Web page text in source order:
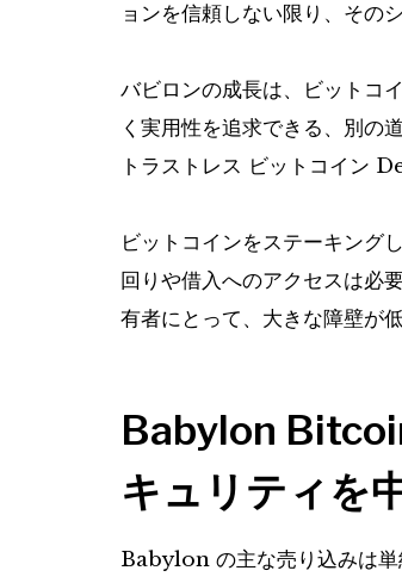
ョンを信頼しない限り、その
バビロンの成長は、ビットコ
く実用性を追求できる、別の
トラストレス ビットコイン
ビットコインをステーキング
回りや借入へのアクセスは必
有者にとって、大きな障壁が低
Babylon
キュリティを
Babylon の主な売り込みは単